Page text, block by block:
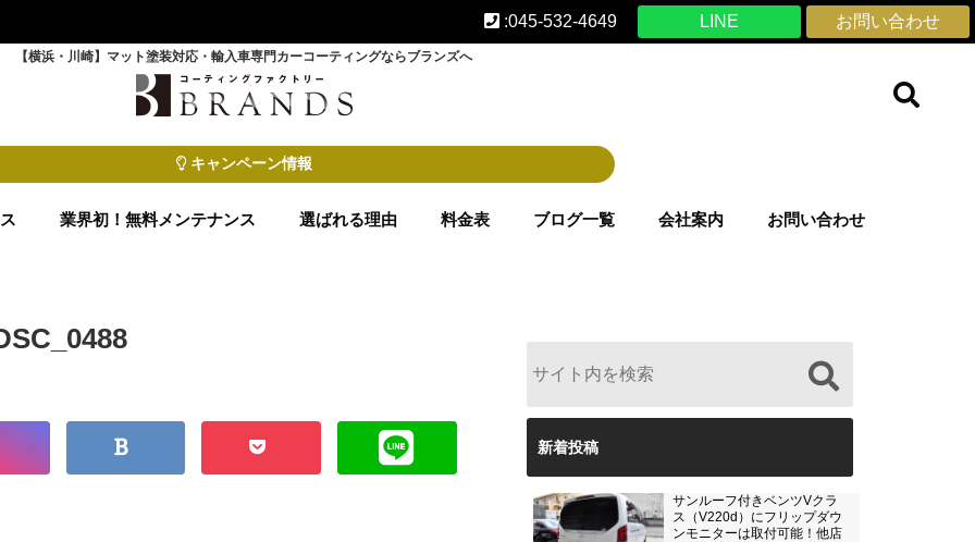
お問い合わせ
LINE
:045-532-4649
【横浜・川崎】マット塗装対応・輸入車専門カーコーティングならブランズへ
キャンペーン情報
業界初！無料メンテナンス 選ばれる理由 料金表 ブログ一覧 会社案内 お問い合わせ
新着投稿
サンルーフ付きベンツVクラ
ス（V220d）にフリップダウ
ンモニターは取付可能！他店